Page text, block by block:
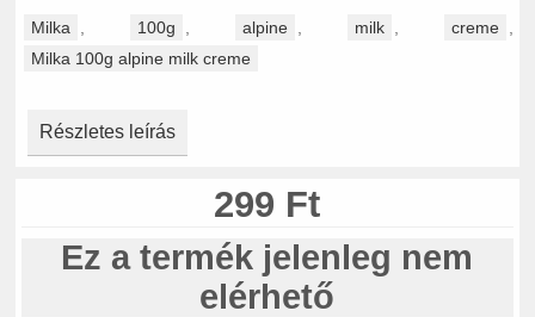
Milka 100g alpine milk creme
Milka 100g alpine milk creme
Részletes leírás
299 Ft
Ez a termék jelenleg nem
elérhető